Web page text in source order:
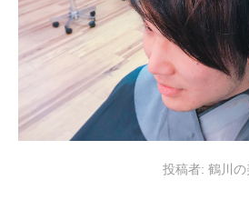
投稿者: 鶴川の